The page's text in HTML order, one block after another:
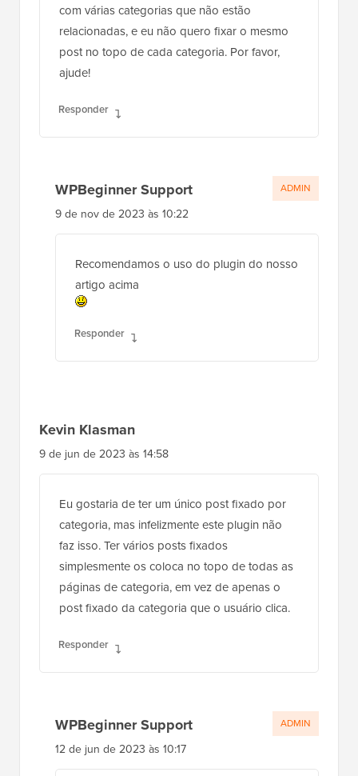
com várias categorias que não estão
relacionadas, e eu não quero fixar o mesmo
post no topo de cada categoria. Por favor,
ajude!
Responder
WPBeginner Support
9 de nov de 2023 às 10:22
Recomendamos o uso do plugin do nosso
artigo acima
Responder
ADMIN
Kevin Klasman
9 de jun de 2023 às 14:58
Eu gostaria de ter um único post fixado por
categoria, mas infelizmente este plugin não
faz isso. Ter vários posts fixados
simplesmente os coloca no topo de todas as
páginas de categoria, em vez de apenas o
post fixado da categoria que o usuário clica.
Responder
WPBeginner Support
12 de jun de 2023 às 10:17
ADMIN